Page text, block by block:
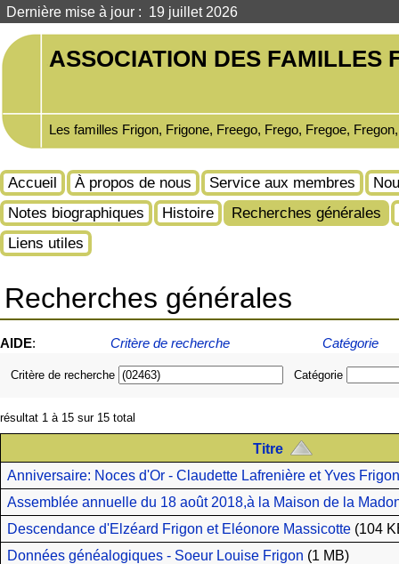
Dernière mise à jour : 19 juillet 2026
ASSOCIATION DES FAMILLES
Les familles Frigon, Frigone, Freego, Frego, Fregoe,
Accueil À propos de nous Service aux membres
Notes biographiques
Histoire
Recherches générales
Liens utiles
Recherches générales
AIDE: Critère de recherche Catégorie
Critère de recherche Catégorie
résultat 1 à 15 sur 15 total
Titre
Anniversaire: Noces d'Or - Claudette Lafrenière et Yves Frigon
Assemblée annuelle du 18 août 2018,à la Maison de la
Descendance d'Elzéard Frigon et Eléonore Massicotte (104
Données généalogiques - Soeur Louise Frigon (1 MB)